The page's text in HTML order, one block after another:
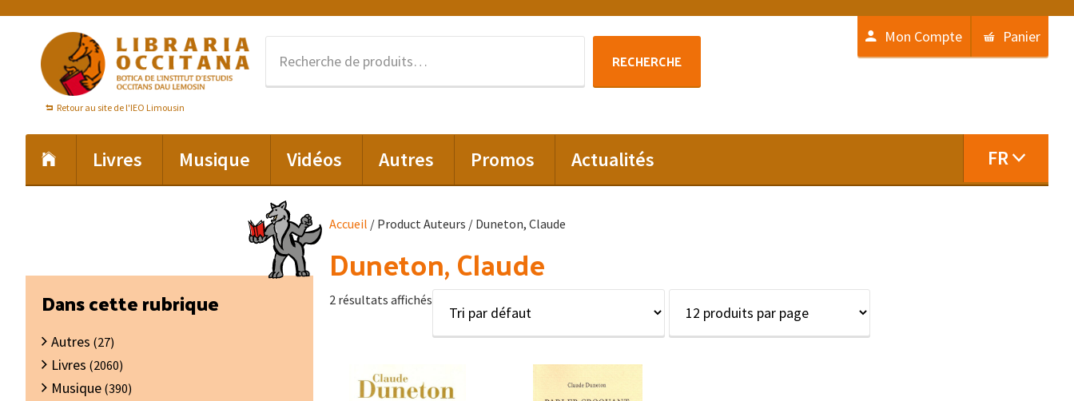
navigation
principale
contenu
principal
Retour au site de l'IEO Limousin
RECHERCHE
Mon Compte Panier
Livres Musique Vidéos Autres Promos Actualités FR
Accueil / Product Auteurs / Duneton, Claude
Duneton, Claude
2 résultats affichés
Barre
latérale
principale
Dans cette rubrique
Autres (27)
Livres (2060)
Musique (390)